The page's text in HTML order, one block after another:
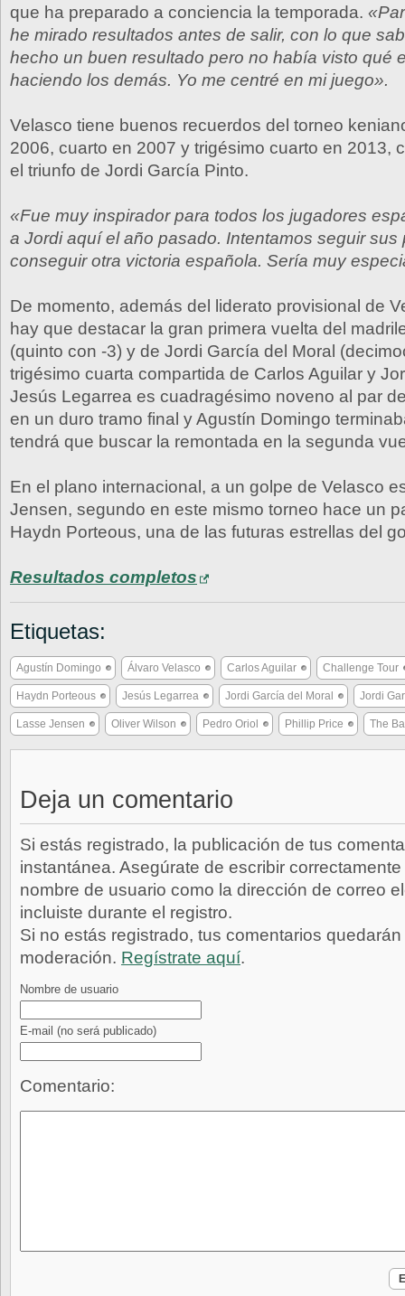
que ha preparado a conciencia la temporada.
he mirado resultados antes de salir, con lo que
hecho un buen resultado pero no había visto qué
haciendo los demás. Yo me centré en mi juego».
Velasco tiene buenos recuerdos del torneo
2006, cuarto en 2007 y trigésimo cuarto en 2013,
el triunfo de Jordi García Pinto.
«Fue muy inspirador para todos los jugadores
a Jordi aquí el año pasado. Intentamos seguir sus
conseguir otra victoria española. Sería muy
De momento, además del liderato provisional de
hay que destacar la gran primera vuelta del
(quinto con -3) y de Jordi García del Moral
trigésimo cuarta compartida de Carlos Aguilar y
Jesús Legarrea es cuadragésimo noveno al par
en un duro tramo final y Agustín Domingo
tendrá que buscar la remontada en la segunda
En el plano internacional, a un golpe de Velasco
Jensen, segundo en este mismo torneo hace un
Haydn Porteous, una de las futuras estrellas del
Resultados completos
Etiquetas:
Agustín Domingo Álvaro Velasco Carlos Aguilar Challenge Tour
Haydn Porteous Jesús Legarrea Jordi García del Moral Jordi
Lasse Jensen Oliver Wilson Pedro Oriol Phillip Price The
Deja un comentario
Si estás registrado, la publicación de tus
instantánea. Asegúrate de escribir
nombre de usuario como la dirección de correo
incluiste durante el registro.
Si no estás registrado, tus comentarios
moderación. Regístrate aquí.
Nombre de usuario
E-mail (no será publicado)
Comentario: